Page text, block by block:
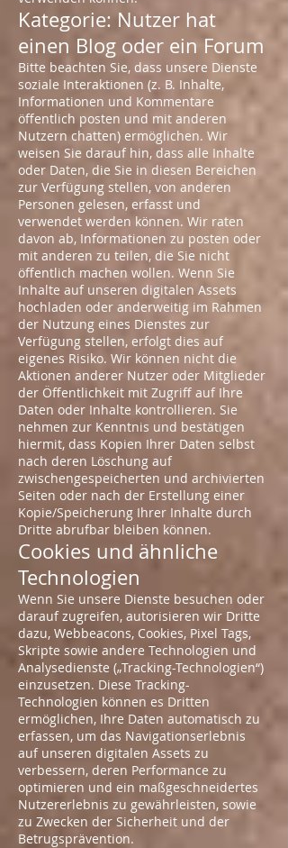
Kategorie: Nutzer hat
einen Blog oder ein Forum
Bitte beachten Sie, dass unsere Dienste
soziale Interaktionen (z. B. Inhalte,
Informationen und Kommentare
öffentlich posten und mit anderen
Nutzern chatten) ermöglichen. Wir
weisen Sie darauf hin, dass alle Inhalte
oder Daten, die Sie in diesen Bereichen
zur Verfügung stellen, von anderen
Personen gelesen, erfasst und
verwendet werden können. Wir raten
davon ab, Informationen zu posten oder
mit anderen zu teilen, die Sie nicht
öffentlich machen wollen. Wenn Sie
Inhalte auf unseren digitalen Assets
hochladen oder anderweitig im Rahmen
der Nutzung eines Dienstes zur
Verfügung stellen, erfolgt dies auf
eigenes Risiko. Wir können nicht die
Aktionen anderer Nutzer oder Mitglieder
der Öffentlichkeit mit Zugriff auf Ihre
Daten oder Inhalte kontrollieren. Sie
nehmen zur Kenntnis und bestätigen
hiermit, dass Kopien Ihrer Daten selbst
nach deren Löschung auf
zwischengespeicherten und archivierten
Seiten oder nach der Erstellung einer
Kopie/Speicherung Ihrer Inhalte durch
Dritte abrufbar bleiben können.
Cookies und ähnliche
Technologien
Wenn Sie unsere Dienste besuchen oder
darauf zugreifen, autorisieren wir Dritte
dazu, Webbeacons, Cookies, Pixel Tags,
Skripte sowie andere Technologien und
Analysedienste („Tracking-Technologien“)
einzusetzen. Diese Tracking-
Technologien können es Dritten
ermöglichen, Ihre Daten automatisch zu
erfassen, um das Navigationserlebnis
auf unseren digitalen Assets zu
verbessern, deren Performance zu
optimieren und ein maßgeschneidertes
Nutzererlebnis zu gewährleisten, sowie
zu Zwecken der Sicherheit und der
Betrugsprävention.